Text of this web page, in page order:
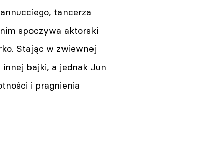
tancerza
spoczywa aktorski
Stając w zwiewnej
bajki, a jednak Jun
i pragnienia